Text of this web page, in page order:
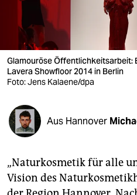
wahrheit
verlag
verlag
veranstaltungen
shop
fragen & hilfe
abo
Glamouröse Öffentlichkeitsarbeit:
Lavera Showfloor 2014 in Berlin
Foto: Jens Kalaene/dpa
Aus Hannover
„Naturkosmetik für alle
Vision des